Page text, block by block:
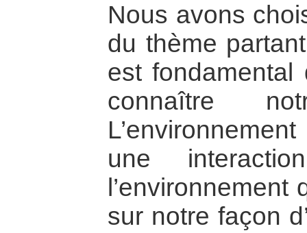
Nous avons
du thème
est
connaître
une
sur notre façon